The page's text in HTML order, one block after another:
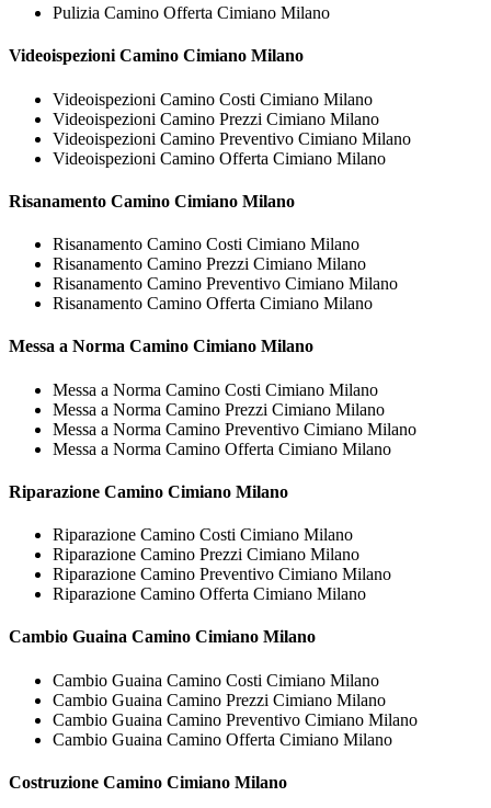
Pulizia Camino Offerta Cimiano Milano
Videoispezioni Camino Cimiano Milano
Videoispezioni Camino Costi Cimiano Milano
Videoispezioni Camino Prezzi Cimiano Milano
Videoispezioni Camino Preventivo Cimiano Milano
Videoispezioni Camino Offerta Cimiano Milano
Risanamento Camino Cimiano Milano
Risanamento Camino Costi Cimiano Milano
Risanamento Camino Prezzi Cimiano Milano
Risanamento Camino Preventivo Cimiano Milano
Risanamento Camino Offerta Cimiano Milano
Messa a Norma Camino Cimiano Milano
Messa a Norma Camino Costi Cimiano Milano
Messa a Norma Camino Prezzi Cimiano Milano
Messa a Norma Camino Preventivo Cimiano Milano
Messa a Norma Camino Offerta Cimiano Milano
Riparazione Camino Cimiano Milano
Riparazione Camino Costi Cimiano Milano
Riparazione Camino Prezzi Cimiano Milano
Riparazione Camino Preventivo Cimiano Milano
Riparazione Camino Offerta Cimiano Milano
Cambio Guaina Camino Cimiano Milano
Cambio Guaina Camino Costi Cimiano Milano
Cambio Guaina Camino Prezzi Cimiano Milano
Cambio Guaina Camino Preventivo Cimiano Milano
Cambio Guaina Camino Offerta Cimiano Milano
Costruzione Camino Cimiano Milano